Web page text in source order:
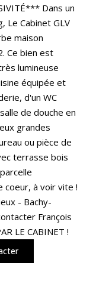
Dans un
Le Cabinet GLV
maison
Ce bien est
lumineuse
équipée et
d'un WC
de douche en
grandes
ou pièce de
terrasse bois
coeur, à voir vite !
- Bachy-
François
LE CABINET !